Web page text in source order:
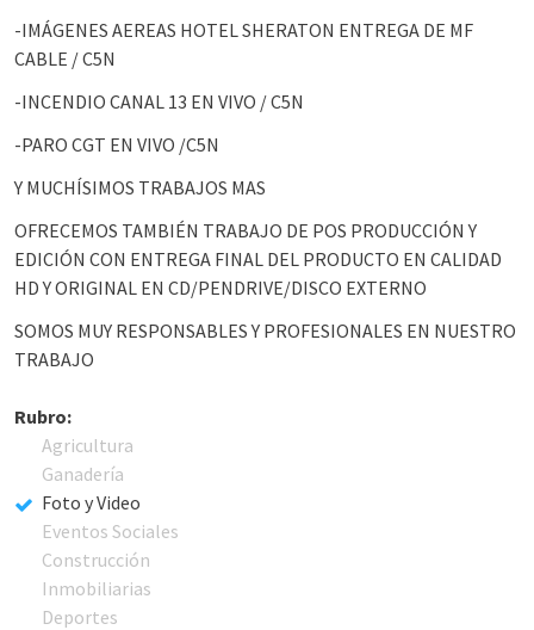
-IMÁGENES AEREAS HOTEL SHERATON ENTREGA DE MF
CABLE / C5N
-INCENDIO CANAL 13 EN VIVO / C5N
-PARO CGT EN VIVO /C5N
Y MUCHÍSIMOS TRABAJOS MAS
OFRECEMOS TAMBIÉN TRABAJO DE POS PRODUCCIÓN Y
EDICIÓN CON ENTREGA FINAL DEL PRODUCTO EN CALIDAD
HD Y ORIGINAL EN CD/PENDRIVE/DISCO EXTERNO
SOMOS MUY RESPONSABLES Y PROFESIONALES EN NUESTRO
TRABAJO
Rubro:
Agricultura
Ganadería
Foto y Video
Eventos Sociales
Construcción
Inmobiliarias
Deportes